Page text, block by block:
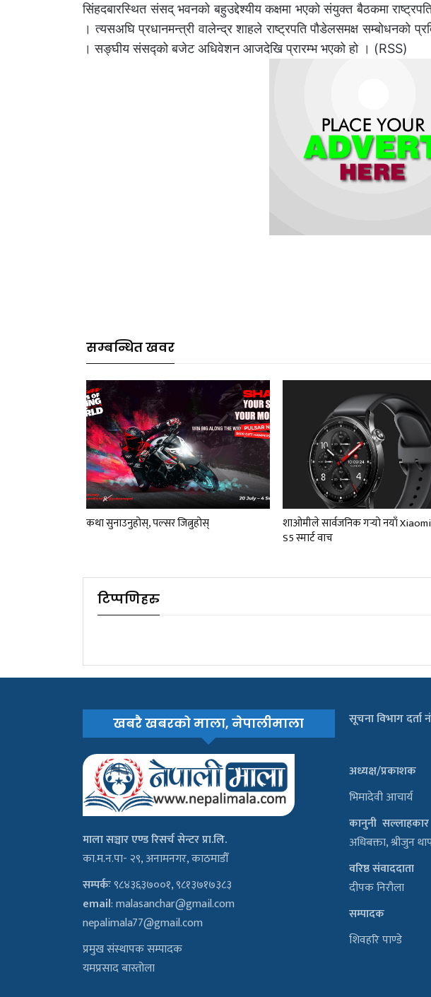
सिंहदबारस्थित संसद् भवनको बहुउद्देश्यीय कक्षमा भएको संयुक्त बैठकमा
। त्यसअघि प्रधानमन्त्री वालेन्द्र शाहले राष्ट्रपति पौडेलसमक्ष सम्बोधनको
। सङ्घीय संसद्को बजेट अधिवेशन आजदेखि प्रारम्भ भएको हो । (RSS)
सम्बन्धित खवर
कथा सुनाउनुहोस्, पल्सर जित्नुहोस्
शाओमीले सार्वजनिक गर्‍यो नयाँ
S5 स्मार्ट वाच
टिप्पणिहरु
खबरै खबरको माला, नेपालीमाला
माला सञ्चार एण्ड रिसर्च सेन्टर प्रा.लि.
का.म.न.पा- २९, अनामनगर, काठमाडौँ
सम्पर्कः९८४३६३७००१, ९८१३७१७३८३
email:malasanchar@gmail.com
nepalimala77@gmail.com
प्रमुख संस्थापक सम्पादक
यमप्रसाद बास्तोला
सूचना विभाग
अध्यक्ष/प्रकाशक
भिमादेवी आचार्य
कानुनी सल्लाहकार
अधिबक्ता, श्रीजुन
वरिष्ठ संवाददाता
दीपक निरौला
सम्पादक
शिवहरि पाण्डे